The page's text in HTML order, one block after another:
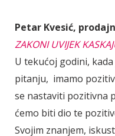
Petar Kvesić,
ZAKONI UVIJEK
U tekućoj godini,
pitanju, imamo
se nastaviti pozitivna
ćemo biti dio te
Svojim znanjem,